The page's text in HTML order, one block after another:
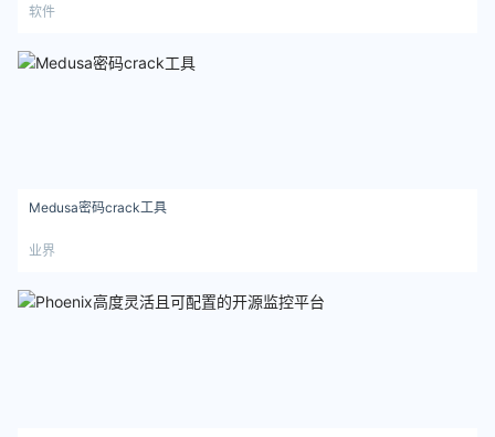
软件
Medusa密码crack工具
业界